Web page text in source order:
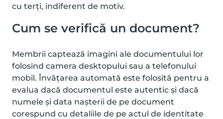
cu terți, indiferent de motiv.
Cum se verifică un document?
Membrii captează imagini ale documentului lor
folosind camera desktopului sau a telefonului
mobil. Învățarea automată este folosită pentru a
evalua dacă documentul este autentic și dacă
numele și data nașterii de pe document
corespund cu detaliile de pe actul de identitate